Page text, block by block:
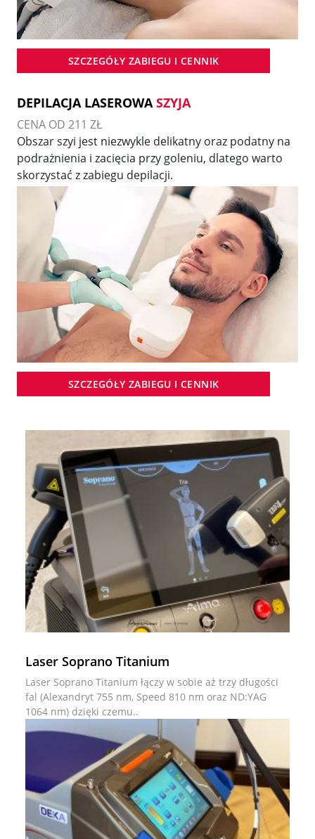
SZCZEGÓŁY ZABIEGU I CENNIK
DEPILACJA LASEROWASZYJA
CENA OD 211 ZŁ
Obszar szyi jest niezwykle delikatny oraz podatny na
podrażnienia i zacięcia przy goleniu, dlatego warto
skorzystać z zabiegu depilacji.
SZCZEGÓŁY ZABIEGU I CENNIK
Laser Soprano Titanium
Laser Soprano Titanium łączy w sobie aż trzy długości
fal (Alexandryt 755 nm, Speed 810 nm oraz ND:YAG
1064 nm) dzięki czemu..